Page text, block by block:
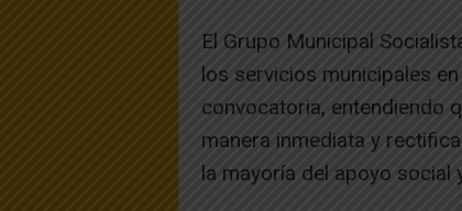
El Grupo Municipal
los servicios municipales
convocatoria, entendiendo
manera inmediata y
la mayoría del apoyo social